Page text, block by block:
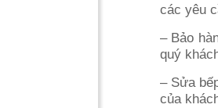
các yêu
– Bảo
quý
– Sửa
của